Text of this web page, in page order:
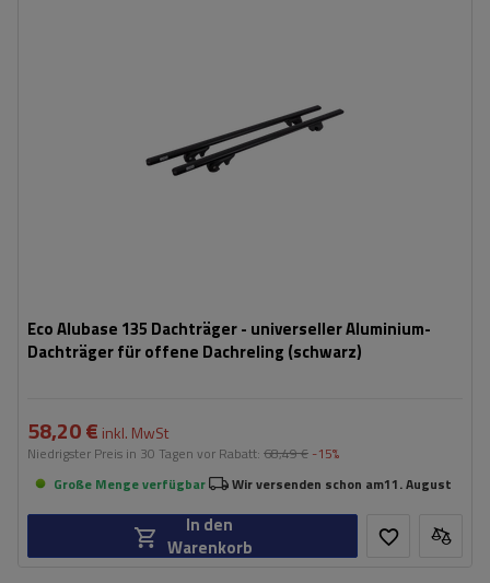
Eco Alubase 135 Dachträger - universeller Aluminium-
Dachträger für offene Dachreling (schwarz)
58,20 € inkl. MwSt
Niedrigster Preis in 30 Tagen vor Rabatt: 68,49 € -15%
Große Menge verfügbar
Wir versenden schon am11. August
In den
Warenkorb